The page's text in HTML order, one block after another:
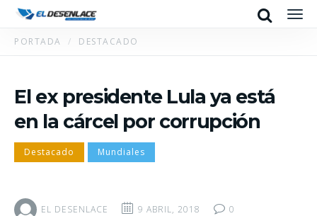
Search
PORTADA DESTACADO
El ex presidente Lula ya está
en la cárcel por corrupción
Destacado Mundiales
EL DESENLACE 9 ABRIL, 2018 0